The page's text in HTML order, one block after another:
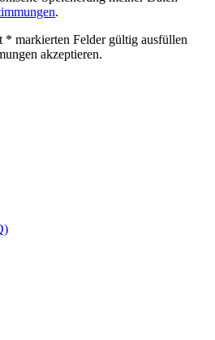
.
* markierten Felder gültig ausfüllen
akzeptieren.